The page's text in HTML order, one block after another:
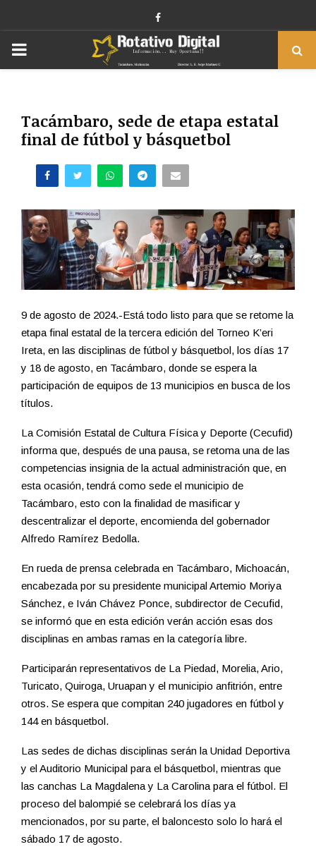
Facebook
PRIMARY
Tacámbaro, sede de etapa estatal
final de fútbol y básquetbol
9 de agosto de 2024.-Está todo listo para que se retome la
etapa final estatal de la tercera edición del Torneo K’eri
Ireta, en las disciplinas de fútbol y básquetbol, los días 17
y 18 de agosto, en Tacámbaro, donde se espera la
participación de equipos de 13 municipios en busca de los
títulos.
La Comisión Estatal de Cultura Física y Deporte (Cecufid)
informa que, después de una pausa, se retoma una de las
competencias insignia de la actual administración que, en
esta ocasión, tendrá como sede el municipio de
Tacámbaro, esto con la finalidad de masificar y
descentralizar el deporte, encomienda del gobernador
Alfredo Ramírez Bedolla.
En rueda de prensa celebrada en Tacámbaro, Michoacán,
encabezada por su presidente municipal Artemio Moriya
Sánchez, e Iván Chávez Ponce, subdirector de Cecufid,
se informó que en esta edición verán acción esas dos
disciplinas en ambas ramas en la categoría libre.
Participarán representativos de La Piedad, Morelia, Ario,
Turicato, Quiroga, Uruapan y el municipio anfitrión, entre
otros. Se espera que compitan 240 jugadores en fútbol y
144 en básquetbol.
Las sedes de dichas disciplinas serán la Unidad Deportiva
y el Auditorio Municipal para el básquetbol, mientras que
las canchas La Magdalena y La Carolina para el fútbol. El
proceso del balompié se celebrará los días ya
mencionados, por su parte, el baloncesto solo lo hará el
sábado 17 de agosto.